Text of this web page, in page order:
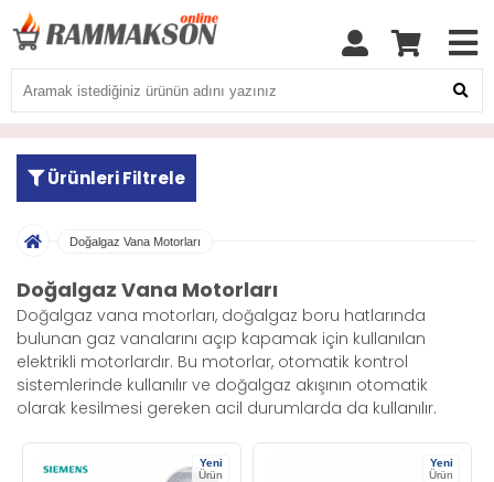
Ürünleri Filtrele
Doğalgaz Vana Motorları
Doğalgaz Vana Motorları
Doğalgaz vana motorları, doğalgaz boru hatlarında
bulunan gaz vanalarını açıp kapamak için kullanılan
elektrikli motorlardır. Bu motorlar, otomatik kontrol
sistemlerinde kullanılır ve doğalgaz akışının otomatik
olarak kesilmesi gereken acil durumlarda da kullanılır.
Yeni
Ürün
Yeni
Ürün